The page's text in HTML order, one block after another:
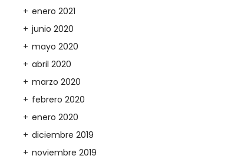
enero 2021
junio 2020
mayo 2020
abril 2020
marzo 2020
febrero 2020
enero 2020
diciembre 2019
noviembre 2019